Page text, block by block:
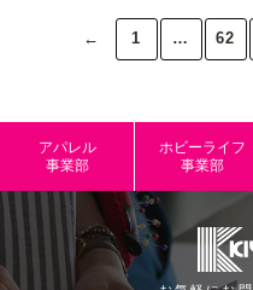
← 1 … 62
アパレル
事業部
ホビーライフ
事業部